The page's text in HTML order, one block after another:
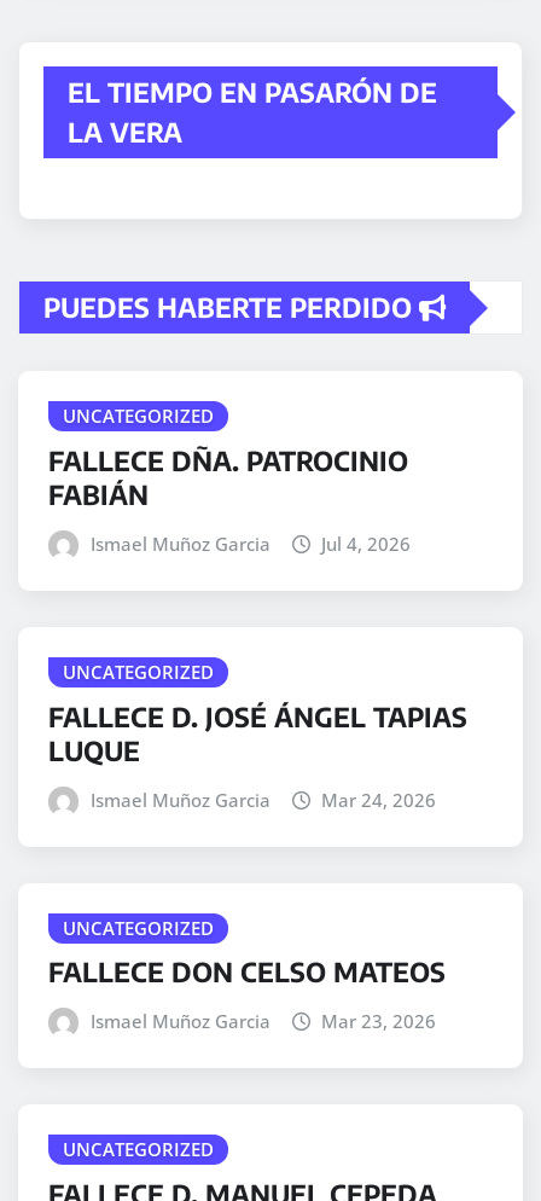
EL TIEMPO EN PASARÓN DE
LA VERA
PUEDES HABERTE PERDIDO
UNCATEGORIZED
FALLECE DÑA. PATROCINIO
FABIÁN
Ismael Muñoz Garcia Jul 4, 2026
UNCATEGORIZED
FALLECE D. JOSÉ ÁNGEL TAPIAS
LUQUE
Ismael Muñoz Garcia Mar 24, 2026
UNCATEGORIZED
FALLECE DON CELSO MATEOS
Ismael Muñoz Garcia Mar 23, 2026
UNCATEGORIZED
FALLECE D. MANUEL CEPEDA